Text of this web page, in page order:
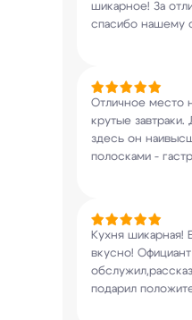
шикарное! За
спасибо нашему
Отличное место
крутые завтраки.
здесь он
полосками -
Кухня шикарная!
вкусно!
подарил